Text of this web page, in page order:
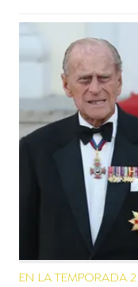
EN LA TEMPORADA 2